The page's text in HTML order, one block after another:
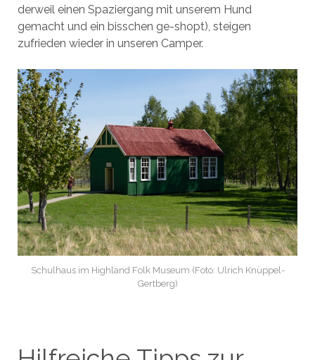
derweil einen Spaziergang mit unserem Hund
gemacht und ein bisschen ge-shopt), steigen
zufrieden wieder in unseren Camper.
Schulhaus im Highland Folk Museum (Foto: Ulrich Knüppel-
Gertberg)